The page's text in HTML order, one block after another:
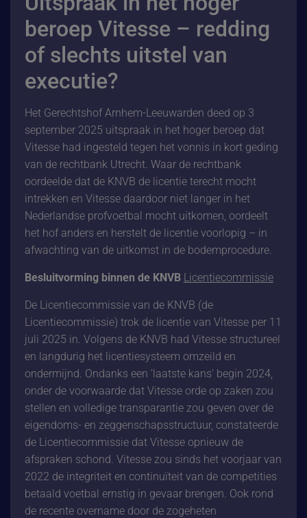
beroep Vitesse – redding
of slechts uitstel van
executie?
Het Gerechtshof Arnhem-Leeuwarden deed op 3
september 2025 uitspraak in het hoger beroep dat
Vitesse had ingesteld tegen het vonnis in kort geding
van de rechtbank Utrecht. Waar de rechtbank
oordeelde dat de KNVB de licentie terecht mocht
intrekken en Vitesse daardoor niet langer in het
Nederlandse profvoetbal mocht uitkomen, oordeelt
het hof anders en herstelt de licentie voorlopig – in
afwachting van de uitkomst in de bodemprocedure.
Besluitvorming binnen de KNVB Licentiecommissie
De Licentiecommissie van de KNVB (de
Licentiecommissie) trok de licentie van Vitesse per 11
juli 2025 in. Volgens de KNVB had Vitesse structureel
en langdurig het licentiesysteem omzeild en
ondermijnd. Ondanks een ‘laatste kans’ begin 2024,
onder de voorwaarde dat Vitesse orde op zaken zou
stellen en volledige transparantie zou geven over de
eigendoms- en zeggenschapsstructuur, constateerde
de Licentiecommissie dat Vitesse opnieuw de
afspraken schond. Vitesse zou sinds het voorjaar van
2022 de integriteit en continuïteit van de competities
betaald voetbal ernstig in gevaar brengen. Ook rond
de recente overname door de zogeheten